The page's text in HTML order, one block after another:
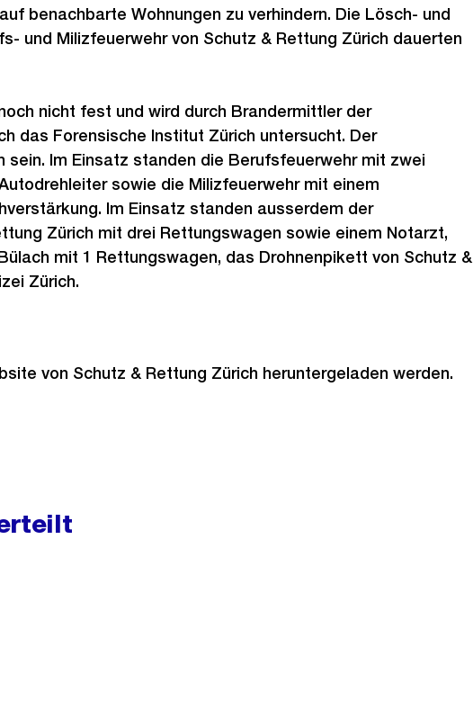
benachbarte Wohnungen zu verhindern. Die Lösch- und
und Milizfeuerwehr von Schutz & Rettung Zürich dauerten
nicht fest und wird durch Brandermittler der
das Forensische Institut Zürich untersucht. Der
Im Einsatz standen die Berufsfeuerwehr mit zwei
sowie die Milizfeuerwehr mit einem
Im Einsatz standen ausserdem der
Zürich mit drei Rettungswagen sowie einem Notarzt,
mit 1 Rettungswagen, das Drohnenpikett von Schutz &
Zürich.
von Schutz & Rettung Zürich heruntergeladen werden.